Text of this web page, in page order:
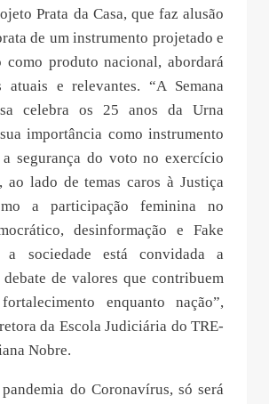
Prata da Casa, que faz alusão
de um instrumento projetado e
como produto nacional, abordará
atuais e relevantes. “A Semana
celebra os 25 anos da Urna
importância como instrumento
segurança do voto no exercício
ao lado de temas caros à Justiça
a participação feminina no
desinformação e Fake
a sociedade está convidada a
de valores que contribuem
enquanto nação”,
da Escola Judiciária do TRE-
Nobre.
do Coronavírus, só será